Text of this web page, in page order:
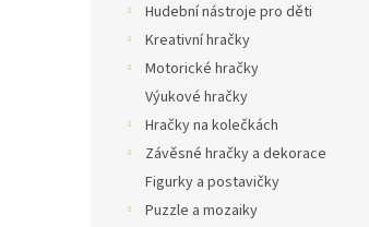
Hudební nástroje pro děti
Kreativní hračky
Motorické hračky
Výukové hračky
Hračky na kolečkách
Závěsné hračky a dekorace
Figurky a postavičky
Puzzle a mozaiky